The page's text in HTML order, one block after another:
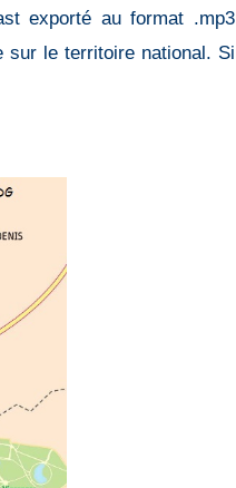
exporté au format .mp3
sur le territoire national. Si